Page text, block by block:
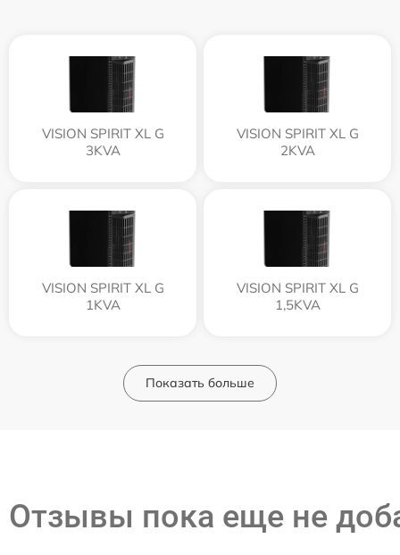
VISION SPIRIT XL G
3KVA
VISION SPIRIT XL G
2KVA
VISION SPIRIT XL G
1KVA
VISION SPIRIT XL G
1,5KVA
Показать больше
Отзывы пока еще не